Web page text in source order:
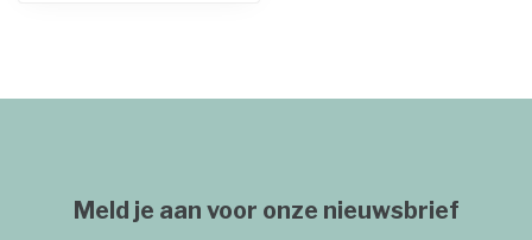
Meld je aan voor onze nieuwsbrief